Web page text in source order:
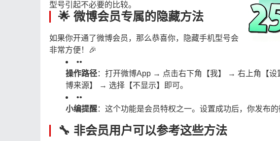
型号引起不必要的比较。
🌟 微博会员专属的隐藏方法
如果你开通了微博会员，那么恭喜你，隐藏手机型号会
非常方便！🎉
••
操作路径：打开微博App → 点击右下角【我】 → 右上角【
博来源】 → 选择【不显示】即可。
••
小编提醒：这个功能是会员特权之一。设置成功后，你发布
🔧 非会员用户可以参考这些方法